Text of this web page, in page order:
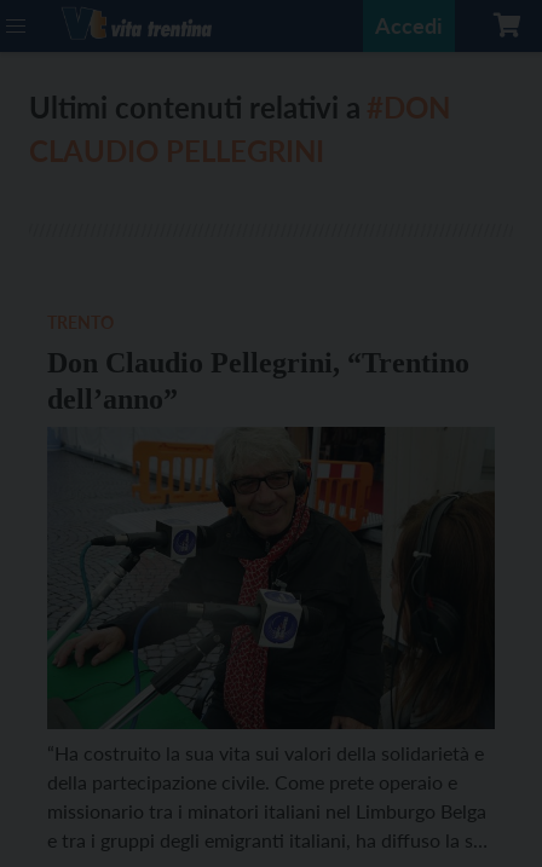
Accedi
Ultimi contenuti relativi a
Don Claudio Pellegrini, “Trentino
dell’anno”
“Ha costruito la sua vita sui valori della solidarietà e
della partecipazione civile. Come prete operaio e
missionario tra i minatori italiani nel Limburgo Belga
e tra i gruppi degli emigranti italiani, ha diffuso la sua